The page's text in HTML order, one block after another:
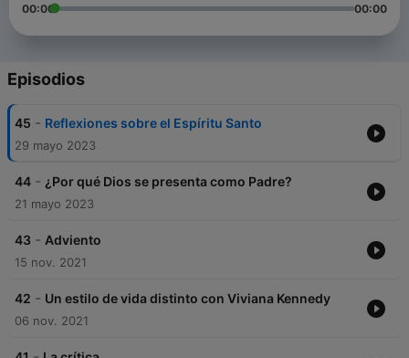
00:00 00:00
Episodios
45 - Reflexiones sobre el Espíritu Santo
29 mayo 2023
44 - ¿Por qué Dios se presenta como Padre?
21 mayo 2023
43 - Adviento
15 nov. 2021
42 - Un estilo de vida distinto con Viviana Kennedy
06 nov. 2021